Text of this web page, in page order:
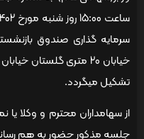
سرمایه گذاری صندوق
تشکیل می­گردد.
از سهامداران محترم و وکلا
جلسه مذکور حضور به هم